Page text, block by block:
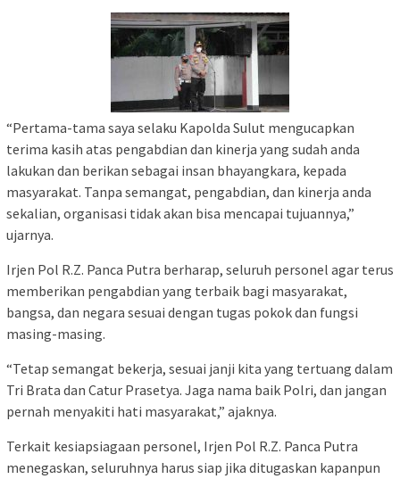
“Pertama-tama saya selaku Kapolda Sulut mengucapkan
terima kasih atas pengabdian dan kinerja yang sudah anda
lakukan dan berikan sebagai insan bhayangkara, kepada
masyarakat. Tanpa semangat, pengabdian, dan kinerja anda
sekalian, organisasi tidak akan bisa mencapai tujuannya,”
ujarnya.
Irjen Pol R.Z. Panca Putra berharap, seluruh personel agar terus
memberikan pengabdian yang terbaik bagi masyarakat,
bangsa, dan negara sesuai dengan tugas pokok dan fungsi
masing-masing.
“Tetap semangat bekerja, sesuai janji kita yang tertuang dalam
Tri Brata dan Catur Prasetya. Jaga nama baik Polri, dan jangan
pernah menyakiti hati masyarakat,” ajaknya.
Terkait kesiapsiagaan personel, Irjen Pol R.Z. Panca Putra
menegaskan, seluruhnya harus siap jika ditugaskan kapanpun